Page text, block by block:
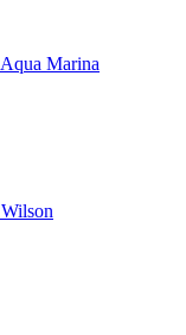
Aqua Marina
Wilson